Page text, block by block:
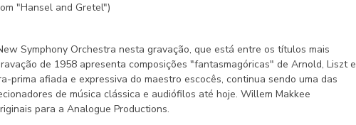
"Hansel and Gretel")
Symphony Orchestra nesta gravação, que está entre os títulos mais
de 1958 apresenta composições "fantasmagóricas" de Arnold, Liszt e
prima afiada e expressiva do maestro escocês, continua sendo uma das
de música clássica e audiófilos até hoje. Willem Makkee
para a Analogue Productions.